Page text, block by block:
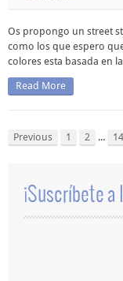
Os propongo un street
como los que espero
colores esta basada en
Read More
Previous 1 2 ... 14
¡Suscríbete